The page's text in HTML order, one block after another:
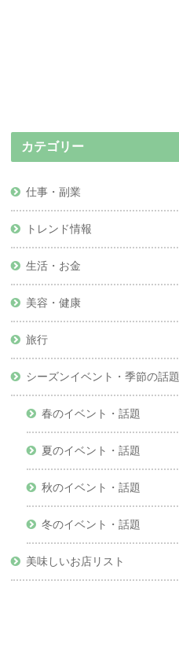
カテゴリー
仕事・副業
トレンド情報
生活・お金
美容・健康
旅行
シーズンイベント・季節の話題
春のイベント・話題
夏のイベント・話題
秋のイベント・話題
冬のイベント・話題
美味しいお店リスト